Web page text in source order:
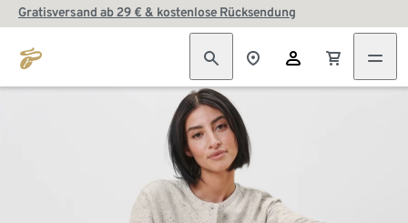
Gratisversand ab 29 € & kostenlose Rücksendung